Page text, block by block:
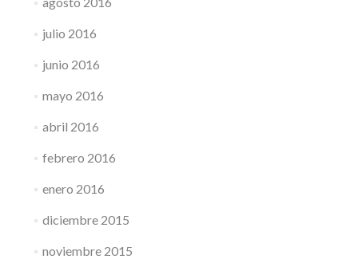
julio 2016
junio 2016
mayo 2016
abril 2016
febrero 2016
enero 2016
diciembre 2015
noviembre 2015